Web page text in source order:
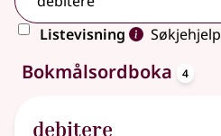
Listevisning
Søkjehjelp
9 treff
Bokmålsordboka 4
debitere